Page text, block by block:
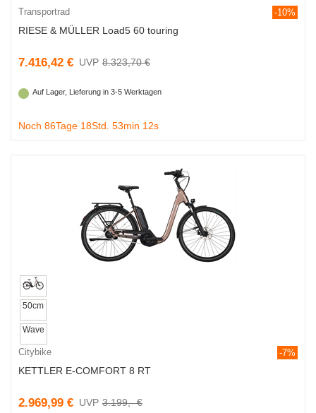
Transportrad -10%
RIESE & MÜLLER Load5 60 touring
7.416,42 € 8.323,70 €
Auf Lager, Lieferung in 3-5 Werktagen
Noch 86Tage 18Std. 53min 11s
50cm
Wave
Citybike -7%
KETTLER E-COMFORT 8 RT
2.969,99 € 3.199,- €